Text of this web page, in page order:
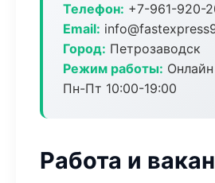
Телефон: +7-961-920-
Email:
Город: Петрозаводск
Режим работы:
Пн-Пт 10:00-19:00
Работа и